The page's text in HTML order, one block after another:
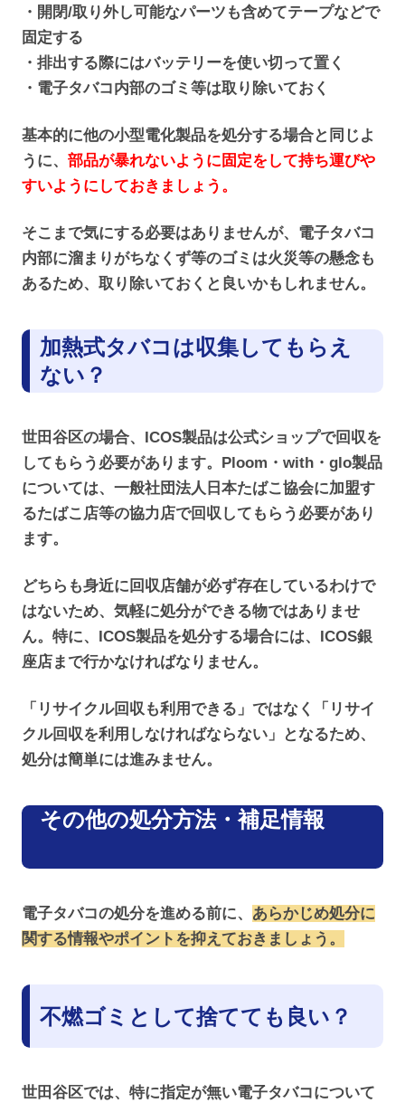
・開閉/取り外し可能なパーツも含めてテープなどで
固定する
・排出する際にはバッテリーを使い切って置く
・電子タバコ内部のゴミ等は取り除いておく
基本的に他の小型電化製品を処分する場合と同じよ
うに、 部品が暴れないように固定をして持ち運びや
すいようにしておきましょう。
そこまで気にする必要はありませんが、電子タバコ
内部に溜まりがちなくず等のゴミは火災等の懸念も
あるため、取り除いておくと良いかもしれません。
加熱式タバコは収集してもらえ
ない？
世田谷区の場合、ICOS製品は公式ショップで回収を
してもらう必要があります。Ploom・with・glo製品
については、一般社団法人日本たばこ協会に加盟す
るたばこ店等の協力店で回収してもらう必要があり
ます。
どちらも身近に回収店舗が必ず存在しているわけで
はないため、気軽に処分ができる物ではありませ
ん。特に、ICOS製品を処分する場合には、ICOS銀
座店まで行かなければなりません。
「リサイクル回収も利用できる」ではなく「リサイ
クル回収を利用しなければならない」となるため、
処分は簡単には進みません。
その他の処分方法・補足情報
電子タバコの処分を進める前に、 あらかじめ処分に
関する情報やポイントを抑えておきましょう。
不燃ゴミとして捨てても良い？
世田谷区では、特に指定が無い電子タバコについて